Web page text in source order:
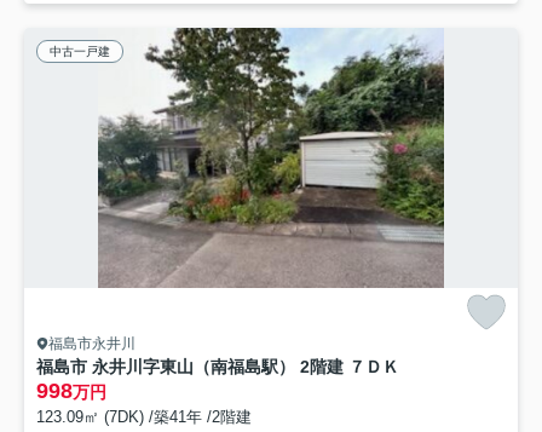
中古一戸建
福島市永井川
福島市 永井川字東山（南福島駅） 2階建 ７ＤＫ
998万円
123.09㎡ (7DK) /築41年 /2階建